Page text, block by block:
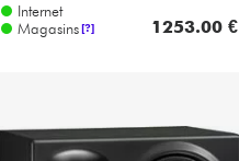
Internet
Magasins[?] 1253.00 €